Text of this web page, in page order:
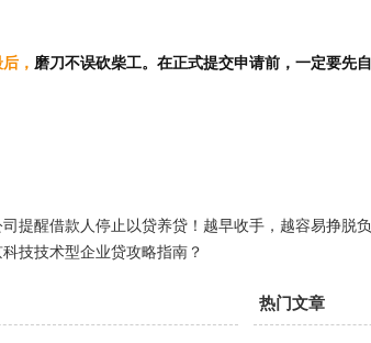
后 ， 磨刀不误砍柴工。在正式提交申请前，一定要先
提醒借款人停止以贷养贷！越早收手，越容易挣脱
科技技术型企业贷攻略指南？
热门文章